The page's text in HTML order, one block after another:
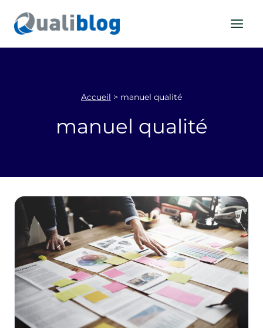
contenu
Accueil > manuel qualité
manuel qualité